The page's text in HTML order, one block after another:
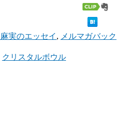
実のエッセイ , メルマガバック
クリスタルボウル